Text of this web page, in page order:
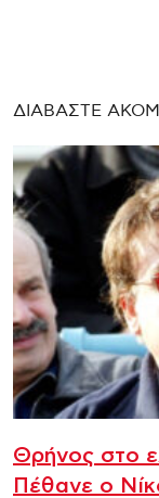
ΔΙΑΒΑΣΤΕ
Θρήνος στο
Πέθανε ο